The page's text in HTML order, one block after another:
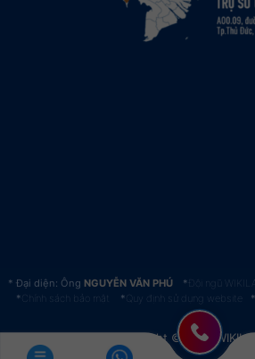
Đại diện: Ông NGUYỄN VĂN PHÚ * Đội ngũ
* Chính sách bảo mật * Quy định sử dụng website *
Copyright © 2016